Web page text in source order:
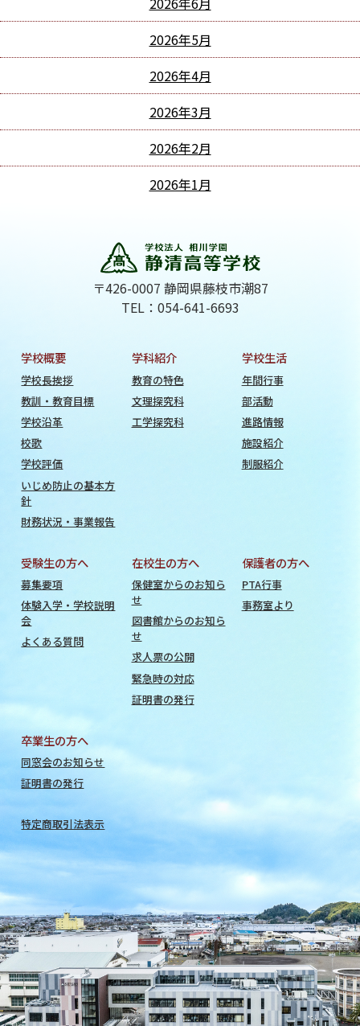
2026年5月
2026年4月
2026年3月
2026年2月
2026年1月
〒426-0007 静岡県藤枝市潮87
TEL：054-641-6693
学校概要
学校長挨拶
教訓・教育目標
学校沿革
校歌
学校評価
いじめ防止の基本方
針
財務状況・事業報告
学科紹介
教育の特色
文理探究科
工学探究科
学校生活
年間行事
部活動
進路情報
施設紹介
制服紹介
受験生の方へ
募集要項
体験入学・学校説明
会
よくある質問
在校生の方へ
保健室からのお知ら
せ
図書館からのお知ら
せ
求人票の公開
緊急時の対応
証明書の発行
保護者の方へ
PTA行事
事務室より
卒業生の方へ
同窓会のお知らせ
証明書の発行
特定商取引法表示